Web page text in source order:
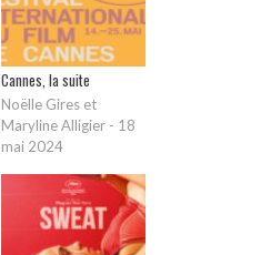
Cannes, la suite
Noëlle Gires et
Maryline Alligier - 18
mai 2024